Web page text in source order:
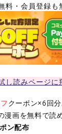
料・会員登録も
し読みページに
クーポン×6回
漫画を無料で読
ン配布